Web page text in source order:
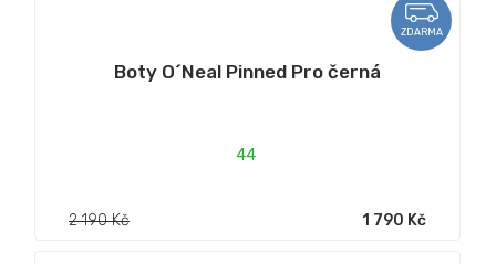
ZDARMA
Boty O´Neal Pinned Pro černá
44
2 190 Kč 1 790 Kč